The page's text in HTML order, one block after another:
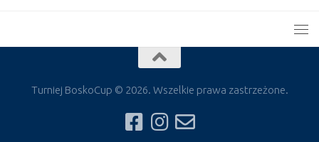
Turniej BoskoCup © 2026. Wszelkie prawa zastrzeżone.